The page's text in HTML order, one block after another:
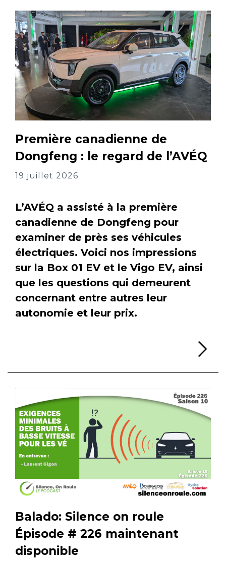
Première canadienne de
Dongfeng : le regard de l’AVÉQ
19 juillet 2026
L’AVÉQ a assisté à la première
canadienne de Dongfeng pour
examiner de près ses véhicules
électriques. Voici nos impressions
sur la Box 01 EV et le Vigo EV, ainsi
que les questions qui demeurent
concernant entre autres leur
autonomie et leur prix.
Balado: Silence on roule
Épisode # 226 maintenant
disponible